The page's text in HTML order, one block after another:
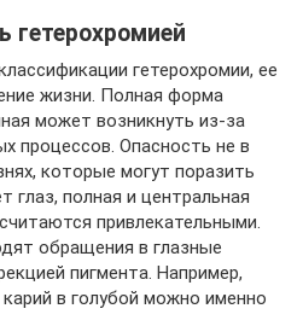
гетерохромией
гетерохромии, ее
жизни. Полная форма
может возникнуть из-за
процессов. Опасность не в
которые могут поразить
глаз, полная и центральная
привлекательными.
обращения в глазные
пигмента. Например,
в голубой можно именно